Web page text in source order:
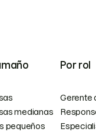
medianas
pequeños
Por rol
Gerente